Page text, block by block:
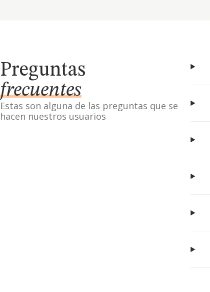
Preguntas
frecuentes
Estas son alguna de las preguntas que se
hacen nuestros usuarios